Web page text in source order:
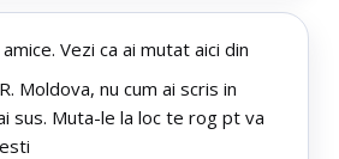
Vezi ca ai mutat aici din
Moldova, nu cum ai scris in
sus. Muta-le la loc te rog pt va